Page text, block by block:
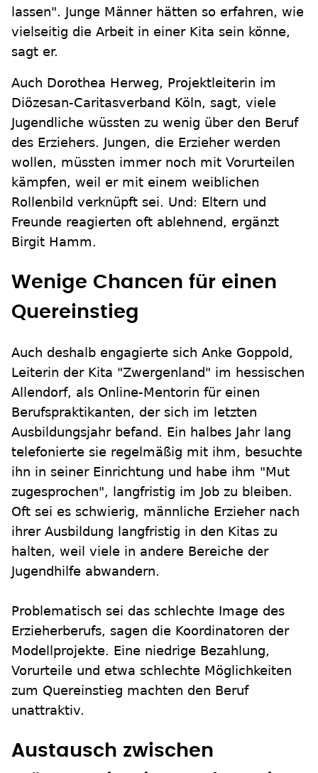
lassen". Junge Männer hätten so erfahren, wie
vielseitig die Arbeit in einer Kita sein könne,
sagt er.
Auch Dorothea Herweg, Projektleiterin im
Diözesan-Caritasverband Köln, sagt, viele
Jugendliche wüssten zu wenig über den Beruf
des Erziehers. Jungen, die Erzieher werden
wollen, müssten immer noch mit Vorurteilen
kämpfen, weil er mit einem weiblichen
Rollenbild verknüpft sei. Und: Eltern und
Freunde reagierten oft ablehnend, ergänzt
Birgit Hamm.
Wenige Chancen für einen
Quereinstieg
Auch deshalb engagierte sich Anke Goppold,
Leiterin der Kita "Zwergenland" im hessischen
Allendorf, als Online-Mentorin für einen
Berufspraktikanten, der sich im letzten
Ausbildungsjahr befand. Ein halbes Jahr lang
telefonierte sie regelmäßig mit ihm, besuchte
ihn in seiner Einrichtung und habe ihm "Mut
zugesprochen", langfristig im Job zu bleiben.
Oft sei es schwierig, männliche Erzieher nach
ihrer Ausbildung langfristig in den Kitas zu
halten, weil viele in andere Bereiche der
Jugendhilfe abwandern.
Problematisch sei das schlechte Image des
Erzieherberufs, sagen die Koordinatoren der
Modellprojekte. Eine niedrige Bezahlung,
Vorurteile und etwa schlechte Möglichkeiten
zum Quereinstieg machten den Beruf
unattraktiv.
Austausch zwischen